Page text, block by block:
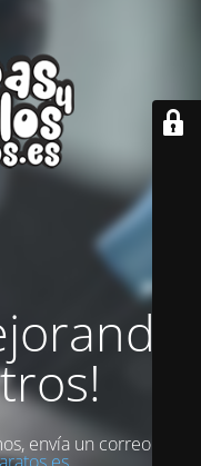
envía un correo a